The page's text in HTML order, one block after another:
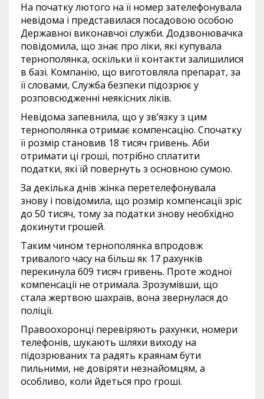
На початку лютого на її номер зателефонувала
невідома і представилася посадовою особою
Державної виконавчої служби. Додзвонювачка
повідомила, що знає про ліки, які купувала
тернополянка, оскільки її контакти залишилися
в базі. Компанію, що виготовляла препарат, за
її словами, Служба безпеки підозрює у
розповсюдженні неякісних ліків.
Невідома запевнила, що у зв’язку з цим
тернополянка отримає компенсацію. Спочатку
її розмір становив 18 тисяч гривень. Аби
отримати ці гроші, потрібно сплатити
податки, які їй повернуть з основною сумою.
За декілька днів жінка перетелефонувала
знову і повідомила, що розмір компенсації зріс
до 50 тисяч, тому за податки знову необхідно
докинути грошей.
Таким чином тернополянка впродовж
тривалого часу на більш як 17 рахунків
перекинула 609 тисяч гривень. Проте жодної
компенсації не отримала. Зрозумівши, що
стала жертвою шахраїв, вона звернулася до
поліції.
Правоохоронці перевіряють рахунки, номери
телефонів, шукають шляхи виходу на
підозрюваних та радять краянам бути
пильними, не довіряти незнайомцям, а
особливо, коли йдеться про гроші.